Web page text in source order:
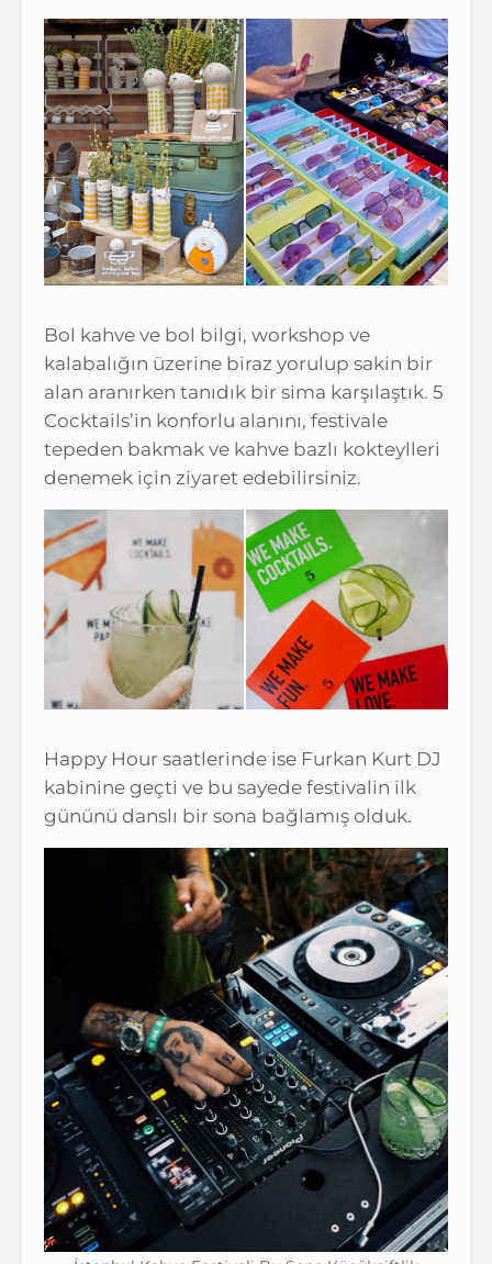
Bol kahve ve bol bilgi, workshop ve
kalabalığın üzerine biraz yorulup sakin bir
alan aranırken tanıdık bir sima karşılaştık. 5
Cocktails’in konforlu alanını, festivale
tepeden bakmak ve kahve bazlı kokteylleri
denemek için ziyaret edebilirsiniz.
Happy Hour saatlerinde ise Furkan Kurt DJ
kabinine geçti ve bu sayede festivalin ilk
gününü danslı bir sona bağlamış olduk.